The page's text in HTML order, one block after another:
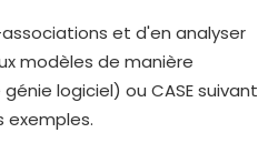
et d'en analyser
modèles de manière
logiciel) ou CASE suivant
exemples.